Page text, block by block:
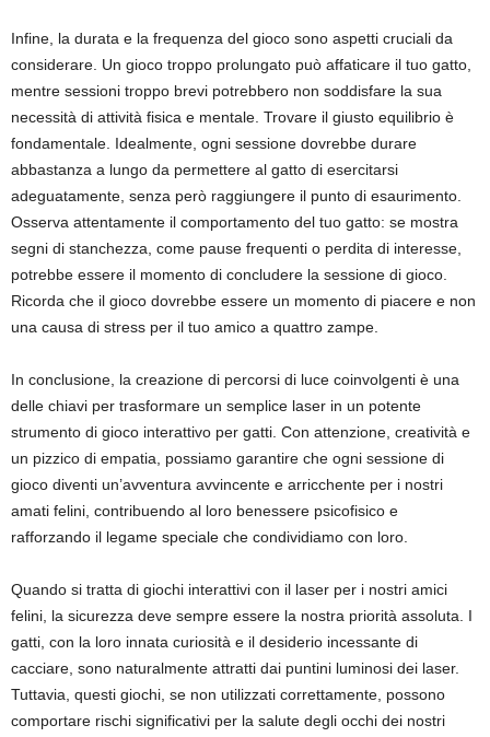
Infine, la durata e la frequenza del gioco sono aspetti cruciali da
considerare. Un gioco troppo prolungato può affaticare il tuo gatto,
mentre sessioni troppo brevi potrebbero non soddisfare la sua
necessità di attività fisica e mentale. Trovare il giusto equilibrio è
fondamentale. Idealmente, ogni sessione dovrebbe durare
abbastanza a lungo da permettere al gatto di esercitarsi
adeguatamente, senza però raggiungere il punto di esaurimento.
Osserva attentamente il comportamento del tuo gatto: se mostra
segni di stanchezza, come pause frequenti o perdita di interesse,
potrebbe essere il momento di concludere la sessione di gioco.
Ricorda che il gioco dovrebbe essere un momento di piacere e non
una causa di stress per il tuo amico a quattro zampe.
In conclusione, la creazione di percorsi di luce coinvolgenti è una
delle chiavi per trasformare un semplice laser in un potente
strumento di gioco interattivo per gatti. Con attenzione, creatività e
un pizzico di empatia, possiamo garantire che ogni sessione di
gioco diventi un’avventura avvincente e arricchente per i nostri
amati felini, contribuendo al loro benessere psicofisico e
rafforzando il legame speciale che condividiamo con loro.
Quando si tratta di giochi interattivi con il laser per i nostri amici
felini, la sicurezza deve sempre essere la nostra priorità assoluta. I
gatti, con la loro innata curiosità e il desiderio incessante di
cacciare, sono naturalmente attratti dai puntini luminosi dei laser.
Tuttavia, questi giochi, se non utilizzati correttamente, possono
comportare rischi significativi per la salute degli occhi dei nostri